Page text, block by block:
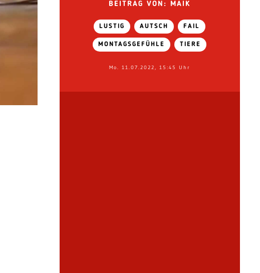
BEITRAG VON: MAIK
LUSTIG AUTSCH FAIL
MONTAGSGEFÜHLE TIERE
Mo. 11.07.2022, 15:45 Uhr